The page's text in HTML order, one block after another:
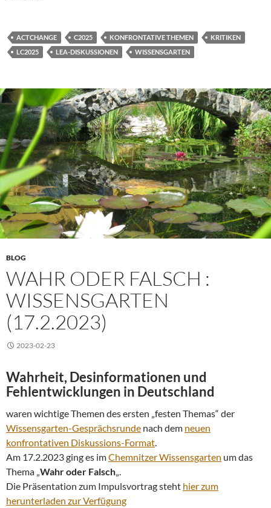
ACTCHANGE C2025 KONFRONTATIVE THEMEN
KRITIKEN
LC2025
LEA-DISKUSSIONEN WISSENSGARTEN
BLOG
WAHR ODER FALSCH :
WISSENSGARTEN
(17.2.2023)
2023-02-23
Wahrheit, Desinformationen und
Fehlentwicklungen in Deutschland
waren wichtige Themen des ersten „festen Themas“ der
Wissensgarten-Gesprächsrunde nach dem neuen
konfrontativen Diskussions-Format
Am 17.2.2023 ging es imChemnitzer Wissensgarten um das
Thema „ Wahr oder Falsch
Die Präsentation zum Impulsvortrag steht hier zum
herunterladen zur Verfügung